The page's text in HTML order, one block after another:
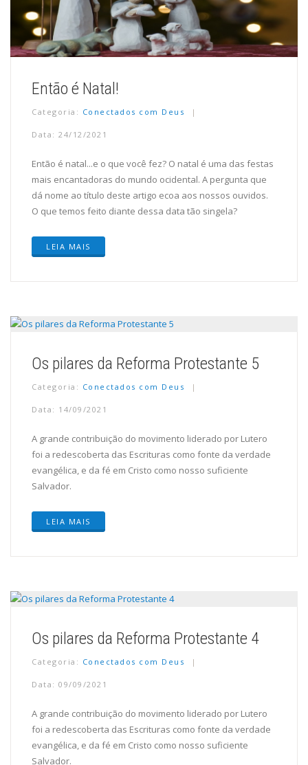
Então é Natal!
Categoria: Conectados com Deus
Data: 24/12/2021
Então é natal...e o que você fez? O natal é uma das festas
mais encantadoras do mundo ocidental. A pergunta que
dá nome ao título deste artigo ecoa aos nossos ouvidos.
O que temos feito diante dessa data tão singela?
LEIA MAIS
Os pilares da Reforma Protestante 5
Categoria: Conectados com Deus
Data: 14/09/2021
A grande contribuição do movimento liderado por Lutero
foi a redescoberta das Escrituras como fonte da verdade
evangélica, e da fé em Cristo como nosso suficiente
Salvador.
LEIA MAIS
Os pilares da Reforma Protestante 4
Categoria: Conectados com Deus
Data: 09/09/2021
A grande contribuição do movimento liderado por Lutero
foi a redescoberta das Escrituras como fonte da verdade
evangélica, e da fé em Cristo como nosso suficiente
Salvador.